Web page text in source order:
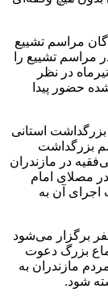
مراسم تشییع
مراسم تشییع را
نداشتند، برنامه‌های ویژه‌ای در روزهای ۱۸ و ۱۹ تیرماه در نظر
حضور پیدا
استانی
۲۲ تیرماه مراسم بزرگداشت
در مازندران
مصلای امام
آن به
برگزار می‌شود
بزرگ دعوت
مازندران به
شود.